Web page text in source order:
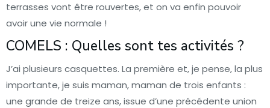
terrasses vont être rouvertes, et on va enfin pouvoir
avoir une vie normale !
COMELS : Quelles sont tes activités ?
J’ai plusieurs casquettes. La première et, je pense, la plus
importante, je suis maman, maman de trois enfants :
une grande de treize ans, issue d’une précédente union